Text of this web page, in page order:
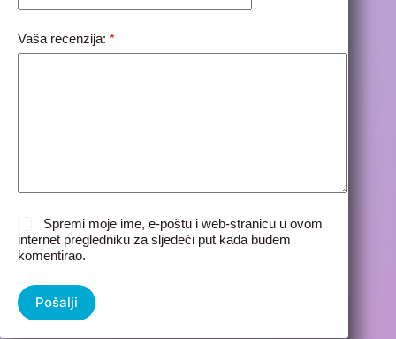
Vaša recenzija: *
Spremi moje ime, e-poštu i web-stranicu u ovom
internet pregledniku za sljedeći put kada budem
komentirao.
Pošalji